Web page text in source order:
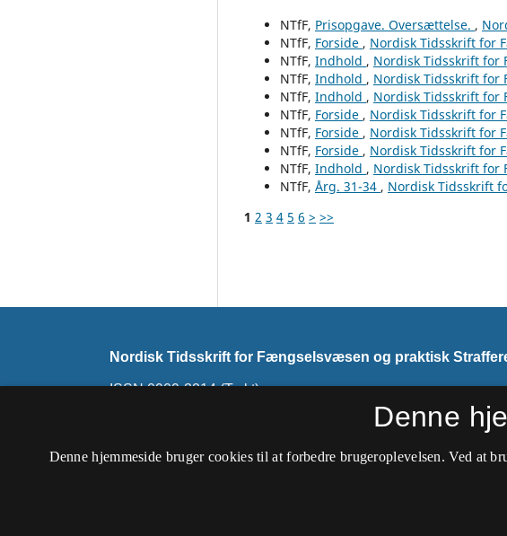
NTfF, Prisopgave. Oversættelse. ,
NTfF, Forside , Nordisk Tidsskrift for
NTfF, Indhold , Nordisk Tidsskrift for
NTfF, Indhold , Nordisk Tidsskrift for
NTfF, Indhold , Nordisk Tidsskrift for
NTfF, Forside , Nordisk Tidsskrift for
NTfF, Forside , Nordisk Tidsskrift for
NTfF, Forside , Nordisk Tidsskrift for
NTfF, Indhold , Nordisk Tidsskrift for
NTfF, Årg. 31-34 , Nordisk Tidsskrift
1 2 3 4 5 6 > >>
Nordisk Tidsskrift for Fængselsvæsen og praktisk
ISSN 0909-3214 (Trykt)
Tidsskrift for Strafferet.
Denne
Denne hjemmeside bruger cookies til at forbedre brugeroplevelsen. Ved at